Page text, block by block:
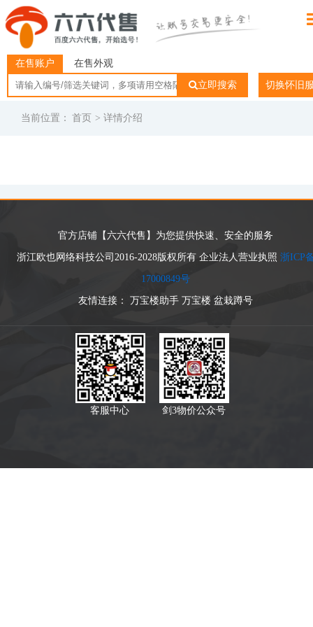
在售账户 在售外观
立即搜索 切换怀旧
当前位置： 首页 > 详情介绍
官方店铺【六六代售】为您提供快速、安全的服务
浙江欧也网络科技公司2016-2028版权所有 企业法人营业执照 浙ICP
17000849号
友情连接：万宝楼助手 万宝楼 盆栽蹲号
客服中心 剑3物价公众号